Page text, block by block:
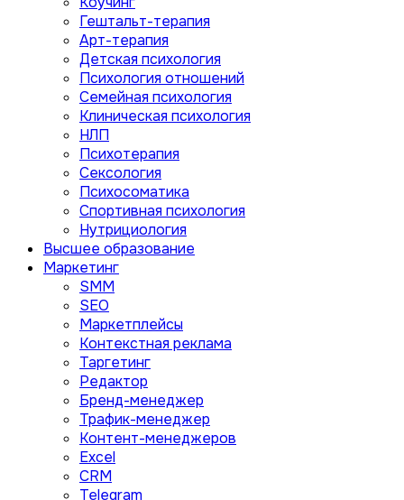
Гештальт-терапия
Арт-терапия
Детская психология
Психология отношений
Семейная психология
Клиническая психология
НЛП
Психотерапия
Сексология
Психосоматика
Спортивная психология
Нутрициология
Высшее образование
Маркетинг
SMM
SEO
Маркетплейсы
Контекстная реклама
Таргетинг
Редактор
Бренд-менеджер
Трафик-менеджер
Контент-менеджеров
Excel
CRM
Telegram